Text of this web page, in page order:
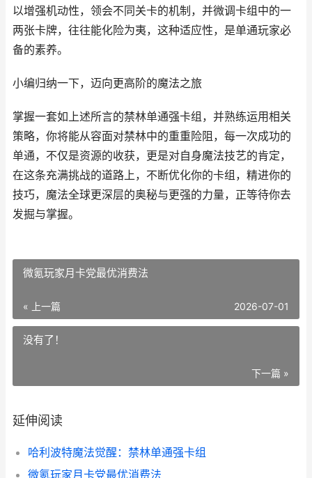
以增强机动性，领会不同关卡的机制，并微调卡组中的一
两张卡牌，往往能化险为夷，这种适应性，是单通玩家必
备的素养。
小编归纳一下，迈向更高阶的魔法之旅
掌握一套如上述所言的禁林单通强卡组，并熟练运用相关
策略，你将能从容面对禁林中的重重险阻，每一次成功的
单通，不仅是资源的收获，更是对自身魔法技艺的肯定，
在这条充满挑战的道路上，不断优化你的卡组，精进你的
技巧，魔法全球更深层的奥秘与更强的力量，正等待你去
发掘与掌握。
微氪玩家月卡党最优消费法
« 上一篇 2026-07-01
没有了！
下一篇 »
延伸阅读
哈利波特魔法觉醒：禁林单通强卡组
微氪玩家月卡党最优消费法